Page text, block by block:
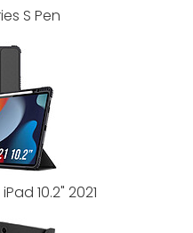
S Pen
10.2" 2021